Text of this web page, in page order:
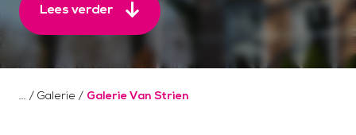
n
Lees verder
/ Galerie / Galerie Van Strien